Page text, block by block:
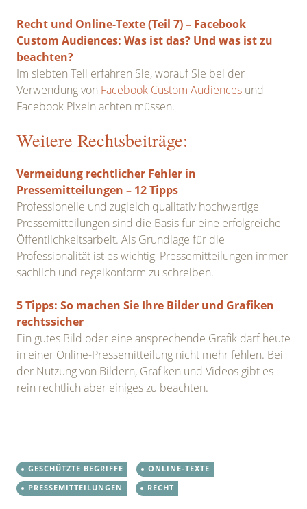
Recht und Online-Texte (Teil 7) – Facebook
Custom Audiences: Was ist das? Und was ist zu
beachten?
Im siebten Teil erfahren Sie, worauf Sie bei der
Verwendung von Facebook Custom Audiences und
Facebook Pixeln achten müssen.
Weitere Rechtsbeiträge:
Vermeidung rechtlicher Fehler in
Pressemitteilungen – 12 Tipps
Professionelle und zugleich qualitativ hochwertige
Pressemitteilungen sind die Basis für eine erfolgreiche
Öffentlichkeitsarbeit. Als Grundlage für die
Professionalität ist es wichtig, Pressemitteilungen immer
sachlich und regelkonform zu schreiben.
5 Tipps: So machen Sie Ihre Bilder und Grafiken
rechtssicher
Ein gutes Bild oder eine ansprechende Grafik darf heute
in einer Online-Pressemitteilung nicht mehr fehlen. Bei
der Nutzung von Bildern, Grafiken und Videos gibt es
rein rechtlich aber einiges zu beachten.
GESCHÜTZTE BEGRIFFE
ONLINE-TEXTE
PRESSEMITTEILUNGEN
RECHT